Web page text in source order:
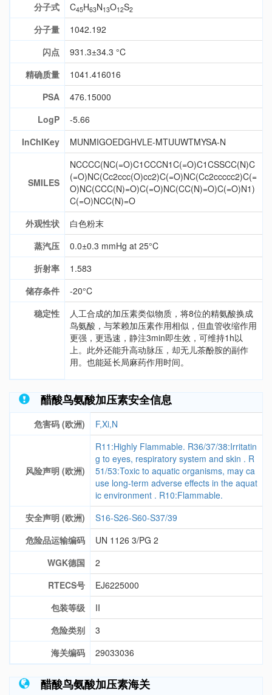
分子式
C45H63N13O12S2
分子量
1042.192
闪点
931.3±34.3 °C
精确质量
1041.416016
PSA
476.15000
LogP
-5.66
InChIKey
MUNMIGOEDGHVLE-MTUUWTMYSA-N
SMILES
NCCCC(NC(=O)C1CCCN1C(=O)C1CSSCC(N)C
(=O)NC(Cc2ccc(O)cc2)C(=O)NC(Cc2ccccc2)C(=
O)NC(CCC(N)=O)C(=O)NC(CC(N)=O)C(=O)N1)
C(=O)NCC(N)=O
外观性状
白色粉末
蒸汽压
0.0±0.3 mmHg at 25°C
折射率
1.583
储存条件
-20°C
稳定性
人工合成的加压素类似物质，将8位的精氨酸换成
鸟氨酸，与苯赖加压素作用相似，但血管收缩作用
更强，更迅速，静注3min即生效，可维持1h以
上。此外还能升高动脉压，却无儿茶酚胺的副作
用。也能延长局麻药作用时间。
醋酸鸟氨酸加压素安全信息
危害码 (欧洲) F,Xi,N
风险声明 (欧洲)
R11:Highly Flammable. R36/37/38:Irritatin
g to eyes, respiratory system and skin . R
51/53:Toxic to aquatic organisms, may ca
use long-term adverse effects in the aquat
ic environment . R10:Flammable.
安全声明 (欧洲)
S16-S26-S60-S37/39
危险品运输编码
UN 1126 3/PG 2
WGK德国
2
RTECS号
EJ6225000
包装等级
II
危险类别
3
海关编码
29033036
醋酸鸟氨酸加压素海关